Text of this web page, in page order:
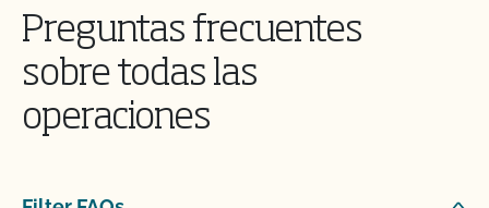
Preguntas frecuentes
sobre todas las
operaciones